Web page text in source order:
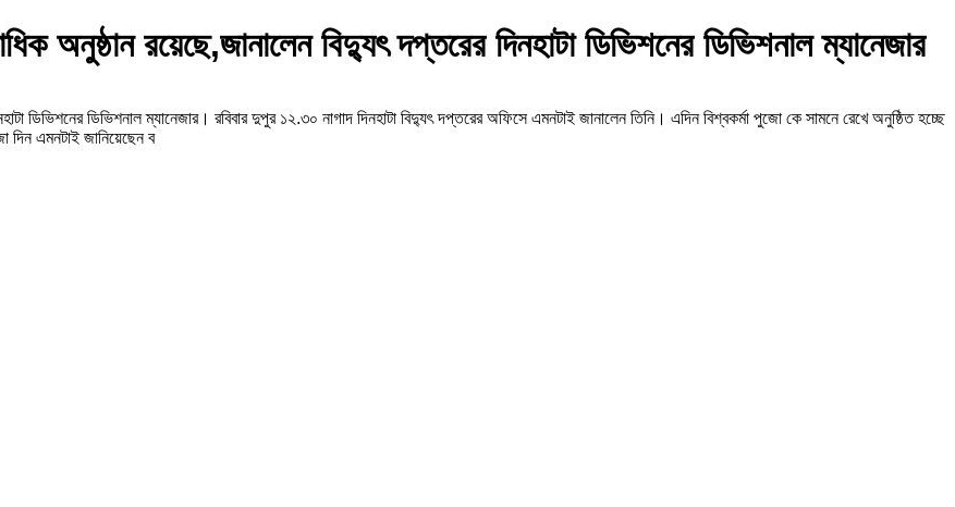
অনুষ্ঠান রয়েছে,জানালেন বিদ্যুৎ দপ্তরের দিনহাটা ডিভিশনের ডিভিশনাল ম্যানেজার
ডিভিশনের ডিভিশনাল ম্যানেজার। রবিবার দুপুর ১২.৩০ নাগাদ দিনহাটা বিদ্যুৎ দপ্তরের অফিসে এমনটাই জানালেন তিনি। এদিন বিশ্বকর্মা পুজো কে সামনে রেখে অনুষ্ঠিত হচ্ছে
এমনটাই জানিয়েছেন ব